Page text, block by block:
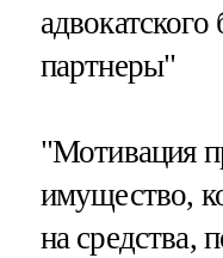
партнеры"
"Мотивация
имущество,
на средства,